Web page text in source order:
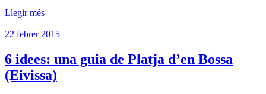
Llegir més
22 febrer 2015
6 idees: una guia de Platja d’en Bossa
(Eivissa)